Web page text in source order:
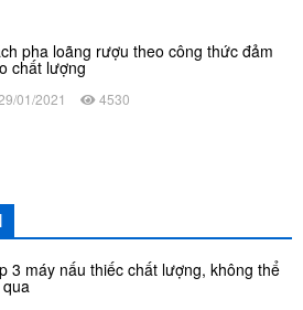
pha loãng rượu theo công thức đảm
chất lượng
01/2021 4530
3 máy nấu thiếc chất lượng, không thể